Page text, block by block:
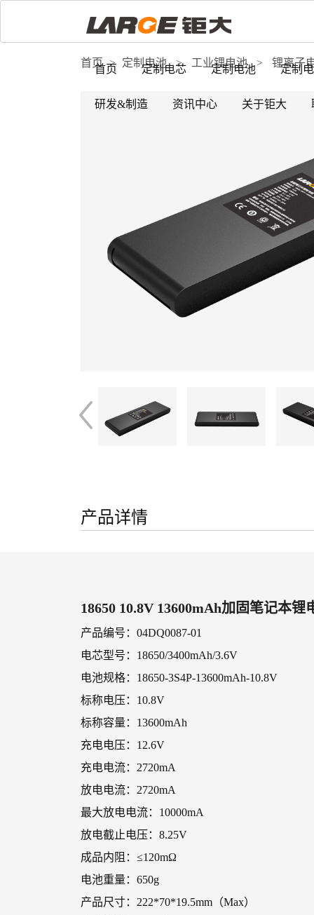
首页 定制电芯 定制电池 定制
研发&制造 资讯中心 关于钜大
首页 > 定制电池 > 工业锂电池 > 锂离子
产品详情
18650 10.8V 13600mAh加固笔记本锂
产品编号：04DQ0087-01
电芯型号：18650/3400mAh/3.6V
电池规格：18650-3S4P-13600mAh-10.8V
标称电压：10.8V
标称容量：13600mAh
充电电压：12.6V
充电电流：2720mA
放电电流：2720mA
最大放电电流：10000mA
放电截止电压：8.25V
成品内阻：≤120mΩ
电池重量：650g
产品尺寸：222*70*19.5mm（Max）